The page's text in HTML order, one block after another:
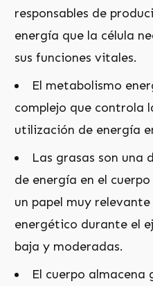
responsables de
energía que la célula
sus funciones vitales.
El metabolismo
complejo que controla
utilización de energía
Las grasas son una
de energía en el
un papel muy
energético durante el
baja y moderadas.
El cuerpo almacena